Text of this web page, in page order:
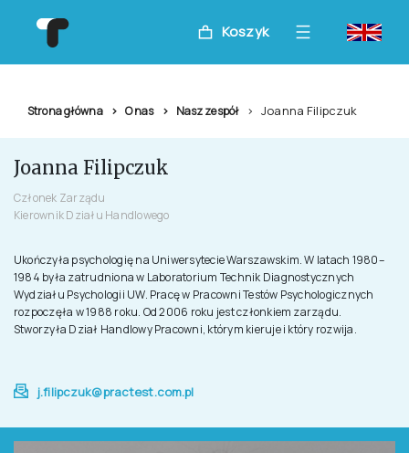
Koszyk
Strona główna O nas Nasz zespół Joanna Filipczuk
Joanna Filipczuk
Członek Zarządu
Kierownik Działu Handlowego
Ukończyła psychologię na Uniwersytecie Warszawskim. W latach 1980–
1984 była zatrudniona w Laboratorium Technik Diagnostycznych
Wydziału Psychologii UW. Pracę w Pracowni Testów Psychologicznych
rozpoczęła w 1988 roku. Od 2006 roku jest członkiem zarządu.
Stworzyła Dział Handlowy Pracowni, którym kieruje i który rozwija.
j.filipczuk@practest.com.pl